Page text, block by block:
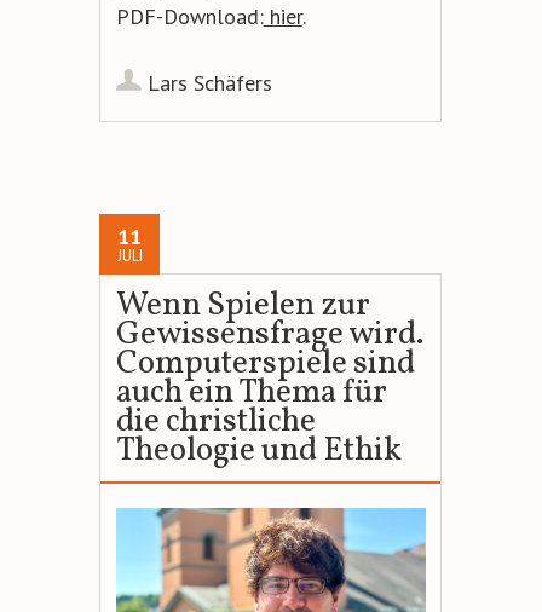
PDF-Download:hier.
Lars Schäfers
11
JULI
Wenn Spielen zur
Gewissensfrage wird.
Computerspiele sind
auch ein Thema für
die christliche
Theologie und Ethik